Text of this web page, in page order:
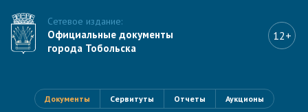
Сетевое издание:
Официальные документы
города Тобольска
12+
Документы Сервитуты Отчеты Аукционы